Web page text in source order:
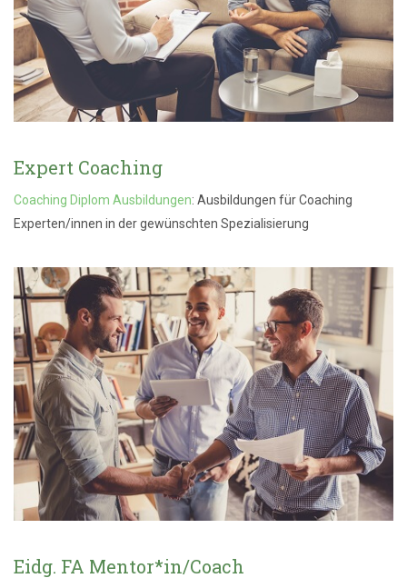
Expert Coaching
Coaching Diplom Ausbildungen: Ausbildungen für Coaching
Experten/innen in der gewünschten Spezialisierung
Eidg. FA Mentor*in/Coach